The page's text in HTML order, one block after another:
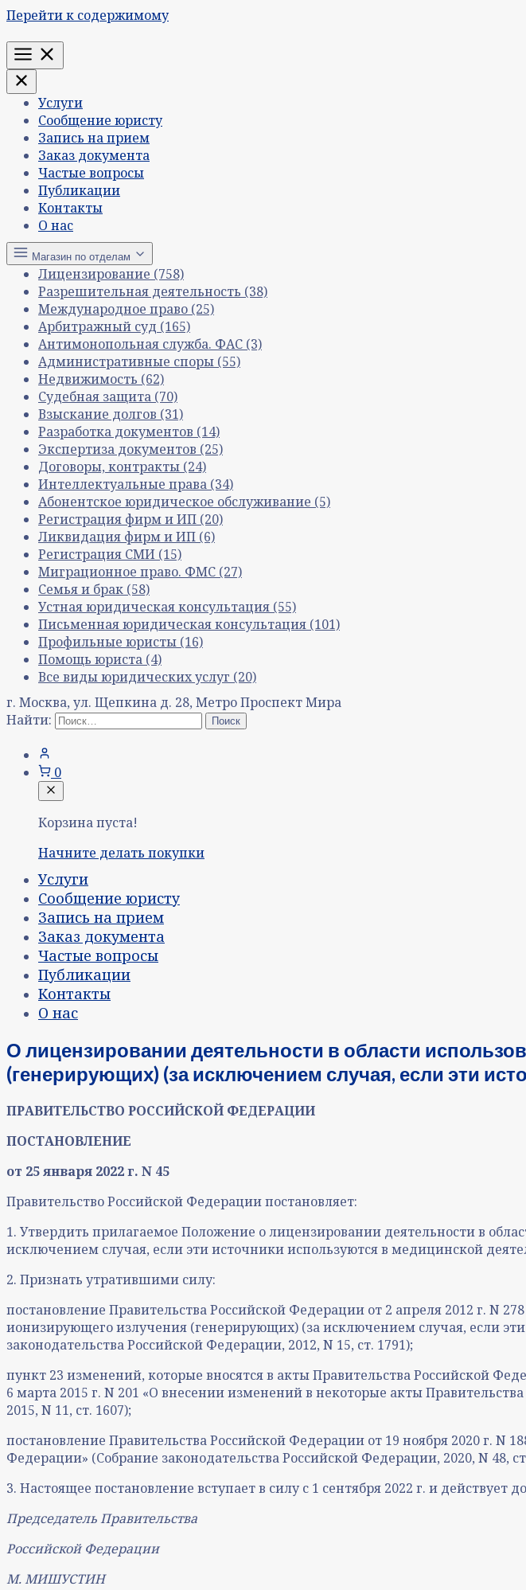
Перейти к содержимому
Меню
Услуги
Сообщение юристу
Запись на прием
Заказ документа
Частые вопросы
Публикации
Контакты
О нас
Магазин по отделам
Лицензирование (758)
Разрешительная деятельность (38)
Международное право (25)
Арбитражный суд (165)
Антимонопольная служба. ФАС (3)
Административные споры (55)
Недвижимость (62)
Судебная защита (70)
Взыскание долгов (31)
Разработка документов (14)
Экспертиза документов (25)
Договоры, контракты (24)
Интеллектуальные права (34)
Абонентское юридическое обслуживание (5)
Регистрация фирм и ИП (20)
Ликвидация фирм и ИП (6)
Регистрация СМИ (15)
Миграционное право. ФМС (27)
Семья и брак (58)
Устная юридическая консультация (55)
Письменная юридическая консультация (101)
Профильные юристы (16)
Помощь юриста (4)
Все виды юридических услуг (20)
г. Москва, ул. Щепкина д. 28, Метро Проспект Мира
Найти:
0
Корзина пуста!
Начните делать покупки
Услуги
Сообщение юристу
Запись на прием
Заказ документа
Частые вопросы
Публикации
Контакты
О нас
О лицензировании деятельности в области
(генерирующих) (за исключением случая, если эти
ПРАВИТЕЛЬСТВО РОССИЙСКОЙ ФЕДЕРАЦИИ
ПОСТАНОВЛЕНИЕ
от 25 января 2022 г. N 45
Правительство Российской Федерации постановляет:
1. Утвердить прилагаемое Положение о лицензировании деятельности в
исключением случая, если эти источники используются в медицинской
2. Признать утратившими силу:
постановление Правительства Российской Федерации от 2 апреля 2012 г. N
ионизирующего излучения (генерирующих) (за исключением случая, если
законодательства Российской Федерации, 2012, N 15, ст. 1791);
пункт 23 изменений, которые вносятся в акты Правительства Российской
6 марта 2015 г. N 201 «О внесении изменений в некоторые акты
2015, N 11, ст. 1607);
постановление Правительства Российской Федерации от 19 ноября 2020 г. N
Федерации» (Собрание законодательства Российской Федерации, 2020, N 48,
3. Настоящее постановление вступает в силу с 1 сентября 2022 г. и действует
Председатель Правительства
Российской Федерации
М. МИШУСТИН